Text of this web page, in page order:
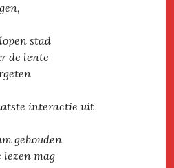
stad
de lente
interactie uit
gehouden
mag